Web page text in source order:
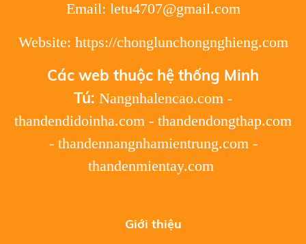
Email: letu4707@gmail.com
Website: https://chonglunchongnghieng.com
Các web thuộc hệ thống Minh
Tú: Nangnhalencao.com -
thandendidoinha.com - thandendongthap.com
- thandennangnhamientrung.com -
thandenmientay.com
Giới thiệu